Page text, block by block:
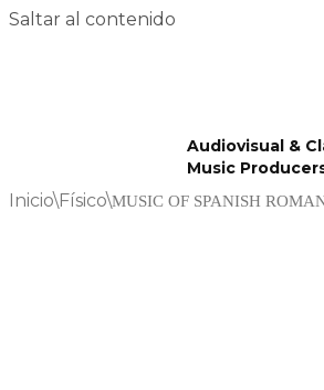
Saltar al contenido
Audiovisual &
Music
Inicio\Físico\MUSIC OF SPANISH